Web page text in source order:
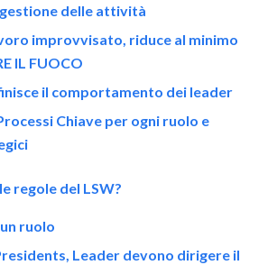
delle attività
improvvisato, riduce al minimo
IL FUOCO
il comportamento dei leader
Chiave per ogni ruolo e
regole del LSW?
ruolo
Leader devono dirigere il